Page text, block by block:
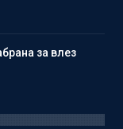
за влез